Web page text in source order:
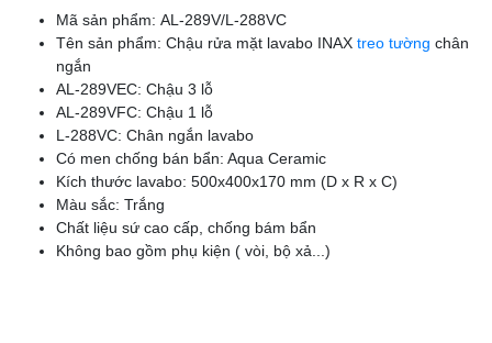
Mã sản phẩm: AL-289V/L-288VC
Tên sản phẩm: Chậu rửa mặt lavabo INAXtreo tường chân
ngắn
AL-289VEC: Chậu 3 lỗ
AL-289VFC: Chậu 1 lỗ
L-288VC: Chân ngắn lavabo
Có men chống bán bẩn: Aqua Ceramic
Kích thước lavabo: 500x400x170 mm (D x R x C)
Màu sắc: Trắng
Chất liệu sứ cao cấp, chống bám bẩn
Không bao gồm phụ kiện ( vòi, bộ xả...)